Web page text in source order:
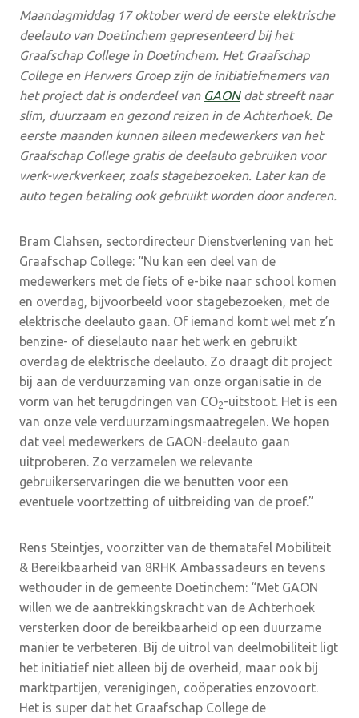
Maandagmiddag 17 oktober werd de eerste elektrische
deelauto van Doetinchem gepresenteerd bij het
Graafschap College in Doetinchem. Het Graafschap
College en Herwers Groep zijn de initiatiefnemers van
het project dat is onderdeel van GAONdat streeft naar
slim, duurzaam en gezond reizen in de Achterhoek. De
eerste maanden kunnen alleen medewerkers van het
Graafschap College gratis de deelauto gebruiken voor
werk-werkverkeer, zoals stagebezoeken. Later kan de
auto tegen betaling ook gebruikt worden door anderen.
Bram Clahsen, sectordirecteur Dienstverlening van het
Graafschap College: “Nu kan een deel van de
medewerkers met de fiets of e-bike naar school komen
en overdag, bijvoorbeeld voor stagebezoeken, met de
elektrische deelauto gaan. Of iemand komt wel met z’n
benzine- of dieselauto naar het werk en gebruikt
overdag de elektrische deelauto. Zo draagt dit project
bij aan de verduurzaming van onze organisatie in de
vorm van het terugdringen van CO2-uitstoot. Het is een
van onze vele verduurzamingsmaatregelen. We hopen
dat veel medewerkers de GAON-deelauto gaan
uitproberen. Zo verzamelen we relevante
gebruikerservaringen die we benutten voor een
eventuele voortzetting of uitbreiding van de proef.”
Rens Steintjes, voorzitter van de thematafel Mobiliteit
& Bereikbaarheid van 8RHK Ambassadeurs en tevens
wethouder in de gemeente Doetinchem: “Met GAON
willen we de aantrekkingskracht van de Achterhoek
versterken door de bereikbaarheid op een duurzame
manier te verbeteren. Bij de uitrol van deelmobiliteit ligt
het initiatief niet alleen bij de overheid, maar ook bij
marktpartijen, verenigingen, coöperaties enzovoort.
Het is super dat het Graafschap College de